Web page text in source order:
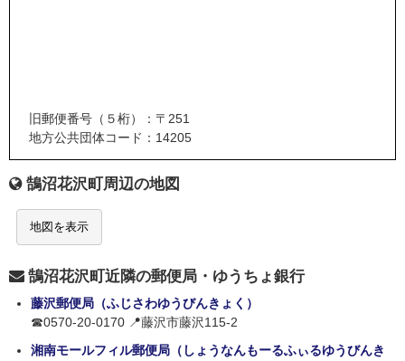
旧郵便番号（５桁）：〒251
地方公共団体コード：14205
鵠沼花沢町周辺の地図
地図を表示
鵠沼花沢町近隣の郵便局・ゆうちょ銀行
藤沢郵便局（ふじさわゆうびんきょく）
☎0570-20-0170 📍藤沢市藤沢115-2
湘南モールフィル郵便局（しょうなんもーるふぃるゆうびんき